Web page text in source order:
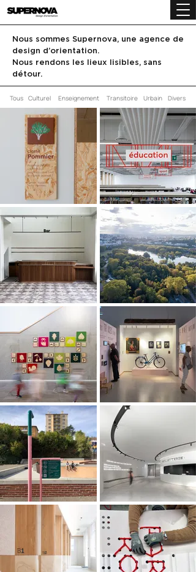
Nous sommes Supernova, une agence de
design d’orientation.
Nous rendons les lieux lisibles, sans
détour.
Tous Culturel Enseignement Transitoire Urbain Divers